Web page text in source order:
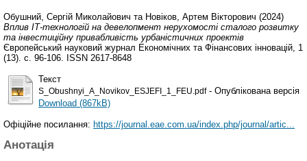
Обушний, Сергій Миколайович та Новіков, Артем Вікторович (2024)
Вплив ІТ-технологій на девелопмент нерухомості сталого розвитку
та інвестиційну привабливість урбаністичних проектів
Європейський науковий журнал Економічних та Фінансових інновацій, 1
(13). с. 96-106. ISSN 2617-8648
Текст
S_Obushnyi_A_Novikov_ESJEFI_1_FEU.pdf- Опублікована версія
Download (867kB)
Офіційне посилання: https://journal.eae.com.ua/index.php/journal/artic...
Анотація